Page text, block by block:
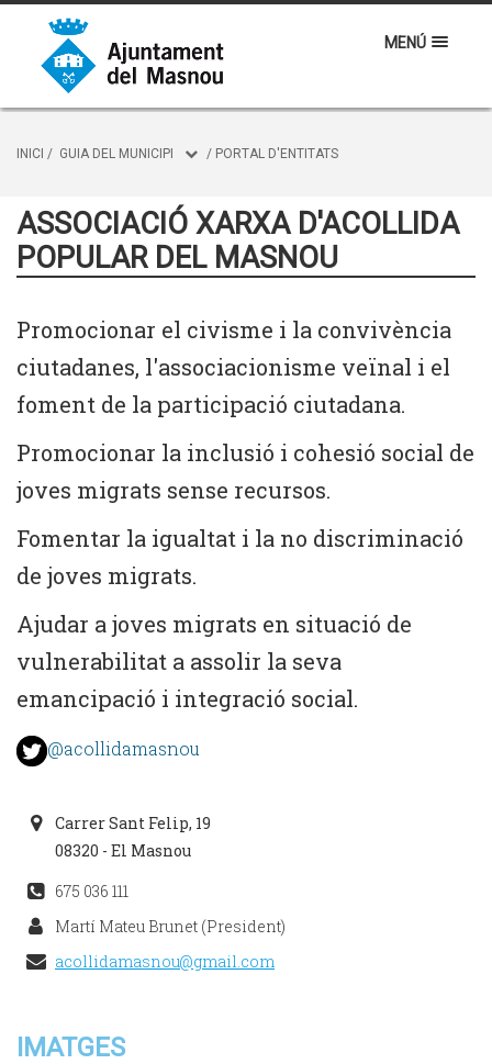
MENÚ
INICI / GUIA DEL MUNICIPI / PORTAL D'ENTITATS
ASSOCIACIÓ XARXA D'ACOLLIDA
POPULAR DEL MASNOU
Promocionar el civisme i la convivència
ciutadanes, l'associacionisme veïnal i el
foment de la participació ciutadana.
Promocionar la inclusió i cohesió social de
joves migrats sense recursos.
Fomentar la igualtat i la no discriminació
de joves migrats.
Ajudar a joves migrats en situació de
vulnerabilitat a assolir la seva
emancipació i integració social.
@acollidamasnou
Carrer Sant Felip, 19
08320 - El Masnou
675 036 111
Martí Mateu Brunet (President)
acollidamasnou@gmail.com
IMATGES